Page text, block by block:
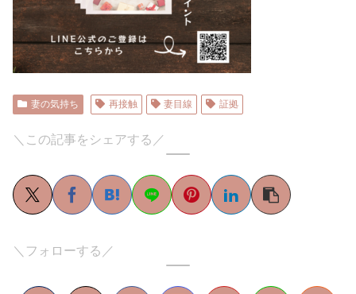
妻の気持ち 再接触 妻目線 証拠
＼この記事をシェアする／
＼フォローする／